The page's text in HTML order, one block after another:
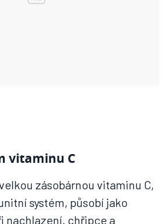
vitaminu C
zásobárnou vitaminu C,
systém, působí jako
nachlazení, chřipce a